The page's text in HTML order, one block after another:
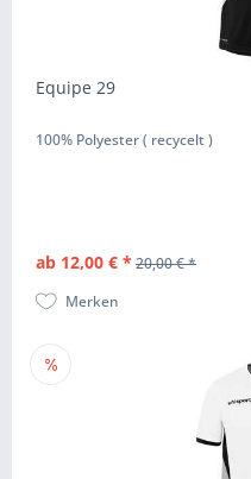
Equipe 29
100% Polyester ( recycelt )
ab 12,00 € * 20,00 € *
Merken